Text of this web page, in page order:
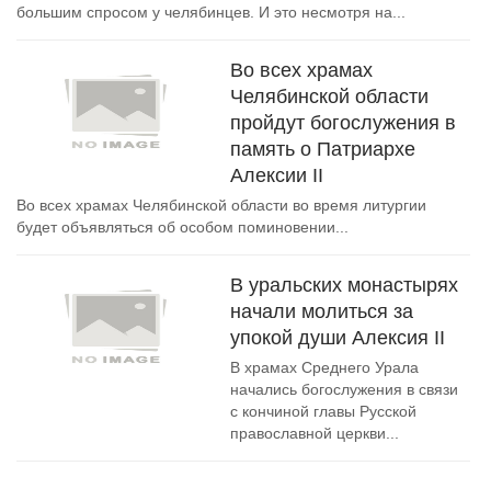
большим спросом у челябинцев. И это несмотря на...
Во всех храмах
Челябинской области
пройдут богослужения в
память о Патриархе
Алексии II
Во всех храмах Челябинской области во время литургии
будет объявляться об особом поминовении...
В уральских монастырях
начали молиться за
упокой души Алексия II
В храмах Среднего Урала
начались богослужения в связи
с кончиной главы Русской
православной церкви...